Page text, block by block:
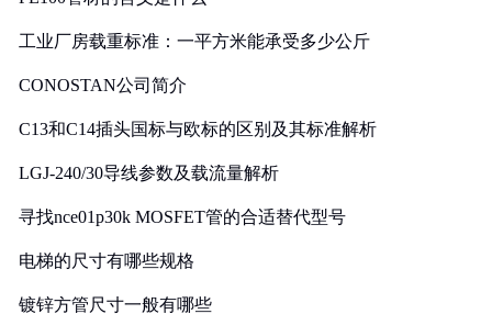
工业厂房载重标准：一平方米能承受多少公斤
CONOSTAN公司简介
C13和C14插头国标与欧标的区别及其标准解析
LGJ-240/30导线参数及载流量解析
寻找nce01p30k MOSFET管的合适替代型号
电梯的尺寸有哪些规格
镀锌方管尺寸一般有哪些